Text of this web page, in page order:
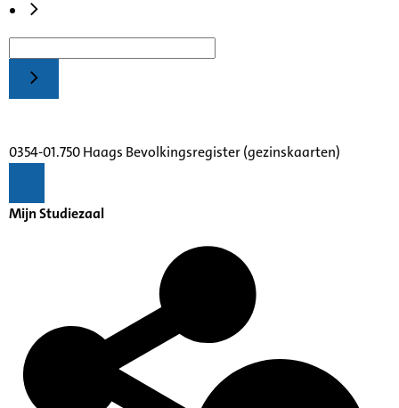
0354-01.750 Haags Bevolkingsregister (gezinskaarten)
Mijn Studiezaal